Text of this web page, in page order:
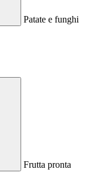
Patate e funghi
Frutta pronta